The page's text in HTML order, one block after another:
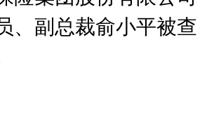
、副总裁俞小平被查